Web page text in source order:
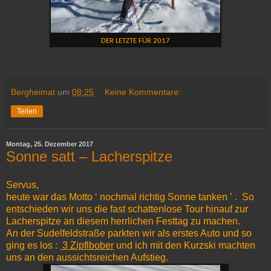
DER LETZTE FÜR 2017
Bergheimat um 08:25 Keine Kommentare:
Teilen
Montag, 25. Dezember 2017
Sonne satt – Lacherspitze
Servus,
heute war das Motto ‘ nochmal richtig Sonne tanken ’ . So
entschieden wir uns die fast schattenlose Tour hinauf zur
Lacherspitze an diesem herrlichen Festtag zu machen.
An der Sudelfeldstraße parkten wir als erstes Auto und so
ging es los : 3 Zipflbober und ich mit den Kurzski machten
uns an den aussichtsreichen Aufstieg.